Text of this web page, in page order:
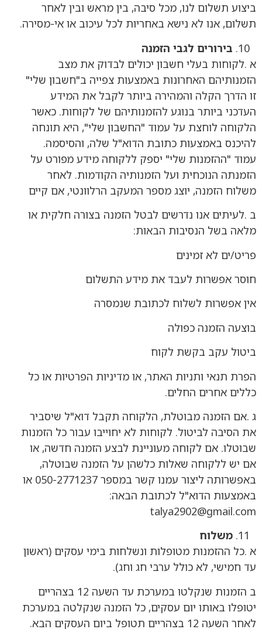
ביצוע תשלום לנו, מכל סיבה, בין מראש ובין לאחר
תשלום, אנו לא נישא באחריות לכל עיכוב או אי-מסירה.
בירורים לגבי הזמנה
א .לקוחות בעלי חשבון יכולים לבדוק את מצב
הזמנותיהם האחרונות באמצעות צפייה ב"חשבון שלי"
זו הדרך הקלה והמהירה ביותר לקבל את המידע
העדכני ביותר בנוגע להזמנותיהם של לקוחות. כאשר
הלקוחה לוחצת על עמוד "החשבון שלי", היא תונחה
להיכנס באמצעות כתובת הדוא"ל שלה, והסיסמה.
עמוד "ההזמנות שלי" יספק ללקוחה מידע מפורט על
הזמנתה הנוכחית ועל הזמנותיה הקודמות. לאחר
משלוח הזמנה, יוצג מספר המעקב הרלוונטי, אם קיים
ב .לעיתים אנו נדרשים לבטל הזמנה בצורה חלקית או
מלאה בשל הנסיבות הבאות:
פריט/ים לא זמינים
חוסר אפשרות לעבד את מידע התשלום
אין אפשרות לשלוח לכתובת שנמסרה
בוצעה הזמנה כפולה
ביטול עקב בקשת לקוח
הפרת תנאי ותניות האתר, או מדיניות הפרטיות או כל
כללים אחרים החלים.
ג .אם הזמנה מבוטלת, הלקוחה תקבל דוא"ל שיסביר
את הסיבה לביטול. לקוחות לא יחוייבו עבור כל הזמנות
שבוטלו. אם לקוחה מעוניינת לבצע הזמנה חדשה, או
אם יש ללקוחה שאלות כלשהן על הזמנה שבוטלה,
באפשרותה ליצור עמנו קשר במספר 050-2771237 או
באמצעות הדוא"ל לכתובת הבאה:
talya2902@gmail.com
משלוח
א .כל ההזמנות מטופלות ונשלחות בימי עסקים (ראשון
עד חמישי, לא כולל ערבי חג וחג).
ב הזמנות שנקלטו במערכת עד השעה 12 בצהריים
יטופלו באותו יום עסקים, כל הזמנה שנקלטה במערכת
לאחר השעה 12 בצהריים תטופל ביום העסקים הבא.